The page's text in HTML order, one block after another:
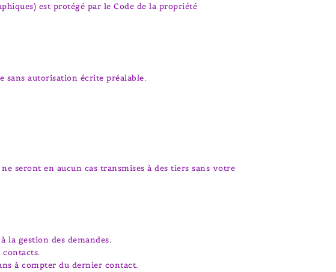
est protégé par le Code de la propriété
autorisation écrite préalable.
seront en aucun cas transmises à des tiers sans votre
la gestion des demandes.
contacts.
à compter du dernier contact.